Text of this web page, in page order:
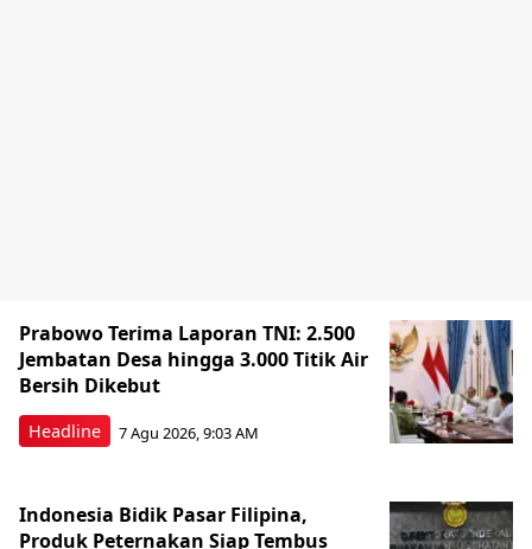
Headline
Prabowo Terima Laporan TNI: 2.500
Jembatan Desa hingga 3.000 Titik Air
Bersih Dikebut
7 Agu 2026, 9:03 AM
Indonesia Bidik Pasar Filipina,
Produk Peternakan Siap Tembus